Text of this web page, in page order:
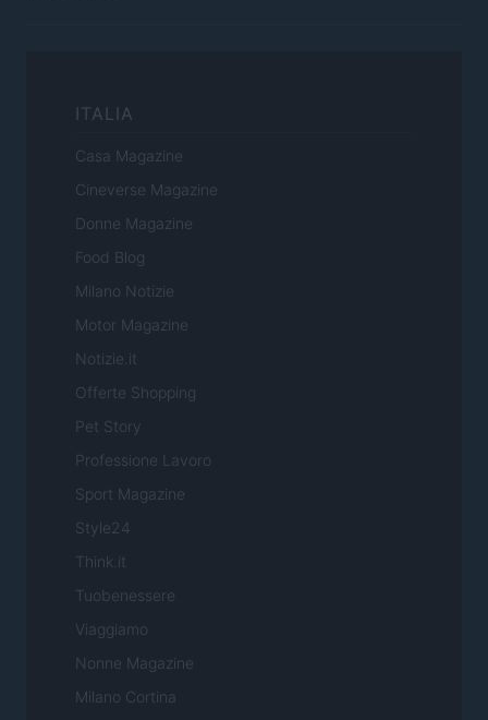
ITALIA
Casa Magazine
Cineverse Magazine
Donne Magazine
Food Blog
Milano Notizie
Motor Magazine
Notizie.it
Offerte Shopping
Pet Story
Professione Lavoro
Sport Magazine
Style24
Think.it
Tuobenessere
Viaggiamo
Nonne Magazine
Milano Cortina